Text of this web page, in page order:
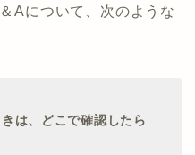
Aについて、次のような
は、どこで確認したら